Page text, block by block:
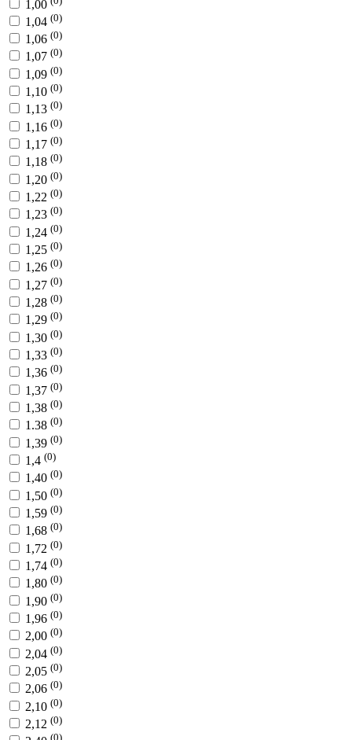
1,00
1,04 (0)
1,06 (0)
1,07 (0)
1,09 (0)
1,10 (0)
1,13 (0)
1,16 (0)
1,17 (0)
1,18 (0)
1,20 (0)
1,22 (0)
1,23 (0)
1,24 (0)
1,25 (0)
1,26 (0)
1,27 (0)
1,28 (0)
1,29 (0)
1,30 (0)
1,33 (0)
1,36 (0)
1,37 (0)
1,38 (0)
1.38 (0)
1,39 (0)
1,4 (0)
1,40 (0)
1,50 (0)
1,59 (0)
1,68 (0)
1,72 (0)
1,74 (0)
1,80 (0)
1,90 (0)
1,96 (0)
2,00 (0)
2,04 (0)
2,05 (0)
2,06 (0)
2,10 (0)
2,12 (0)
(0)